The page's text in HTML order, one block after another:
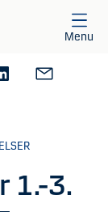
Menu
1.-3.